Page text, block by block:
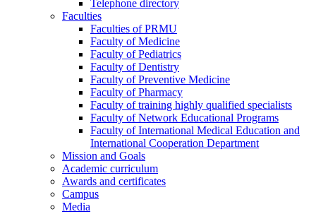
Telephone directory
Faculties
Faculties of PRMU
Faculty of Medicine
Faculty of Pediatrics
Faculty of Dentistry
Faculty of Preventive Medicine
Faculty of Pharmacy
Faculty of training highly qualified specialists
Faculty of Network Educational Programs
Faculty of International Medical Education and
International Cooperation Department
Mission and Goals
Academic curriculum
Awards and certificates
Campus
Media